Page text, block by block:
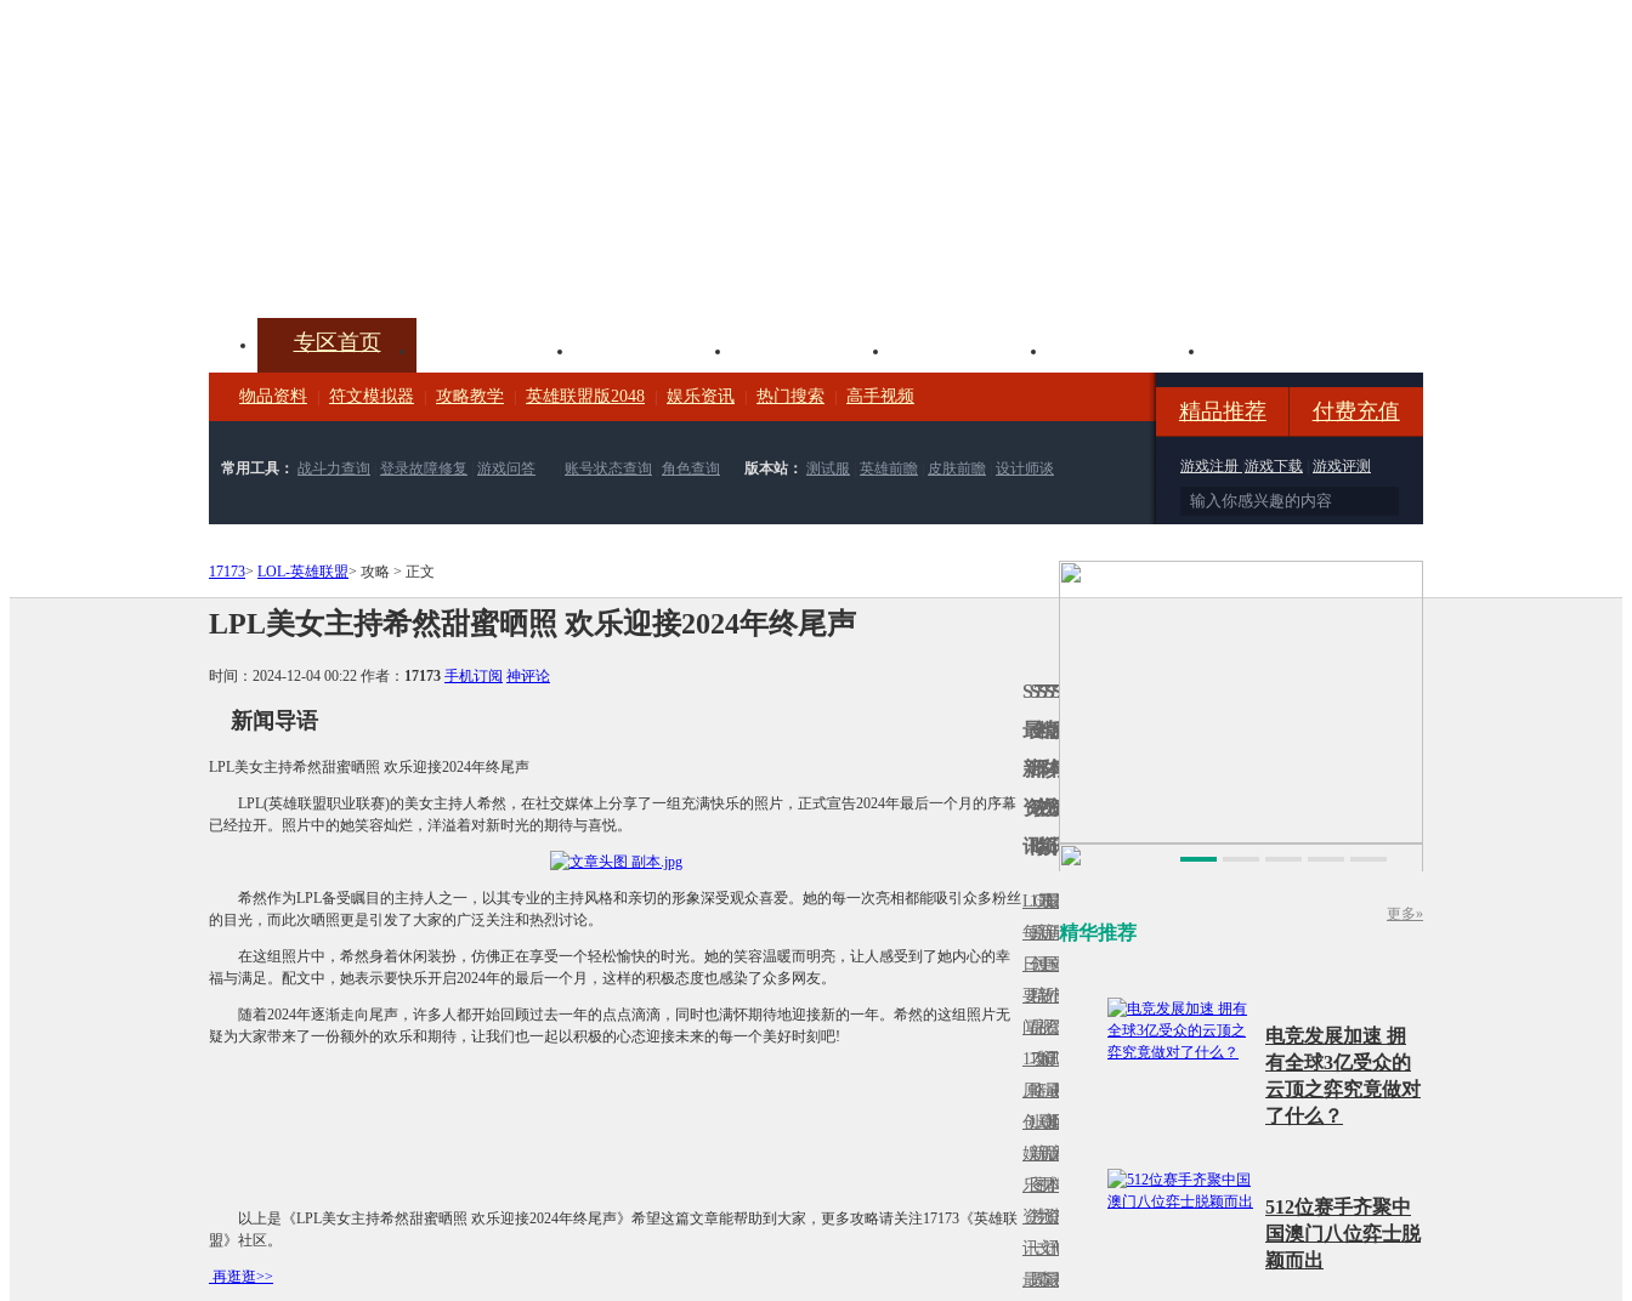
专区首页
物品资料 符文模拟器 攻略教学 英雄联盟版2048 娱乐资讯 热门搜索 高手视频
常用工具： 战斗力查询 登录故障修复 游戏问答 账号状态查询 角色查询 版本站： 测试服 英雄前瞻 皮肤前瞻 设计师谈
精品推荐 付费充值
游戏注册 游戏下载 游戏评测
17173> LOL-英雄联盟> 攻略 > 正文
LPL美女主持希然甜蜜晒照 欢乐迎接2024年终尾声
时间：2024-12-04 00:22 作者： 17173 手机订阅 神评论
新闻导语
LPL美女主持希然甜蜜晒照 欢乐迎接2024年终尾声
LPL(英雄联盟职业联赛)的美女主持人希然，在社交媒体上分享了一组充满快乐的照片，正式宣告2024年最后一个月的序幕
已经拉开。照片中的她笑容灿烂，洋溢着对新时光的期待与喜悦。
希然作为LPL备受瞩目的主持人之一，以其专业的主持风格和亲切的形象深受观众喜爱。她的每一次亮相都能吸引众多粉丝
的目光，而此次晒照更是引发了大家的广泛关注和热烈讨论。
在这组照片中，希然身着休闲装扮，仿佛正在享受一个轻松愉快的时光。她的笑容温暖而明亮，让人感受到了她内心的幸
福与满足。配文中，她表示要快乐开启2024年的最后一个月，这样的积极态度也感染了众多网友。
随着2024年逐渐走向尾声，许多人都开始回顾过去一年的点点滴滴，同时也满怀期待地迎接新的一年。希然的这组照片无
疑为大家带来了一份额外的欢乐和期待，让我们也一起以积极的心态迎接未来的每一个美好时刻吧!
以上是《LPL美女主持希然甜蜜晒照 欢乐迎接2024年终尾声》希望这篇文章能帮助到大家，更多攻略请关注17173《英雄联
盟》社区。
再逛逛>>
精华推荐
更多»
电竞发展加速 拥
有全球3亿受众的
云顶之弈究竟做对
了什么？
512位赛手齐聚中
国澳门八位弈士脱
颖而出
S7
最
新
资
讯
LOL
每
日
要
闻
17173
原
创
娱
乐
资
讯
最
S7
全
部
攻
略
17173
原
创
精
品
攻
略
LOL
新
图
片
一
周
S7
精
彩
视
频
最
新
更
新
视
频
Faker
最
新
视
频
文
森
S7
版
本
资
讯
最
新
国
外
资
讯
最
新
版
本
资
讯
最
S7
赛
事
资
讯
赛
事
站
首
页
LPL
赛
区
新
闻
其
他
赛